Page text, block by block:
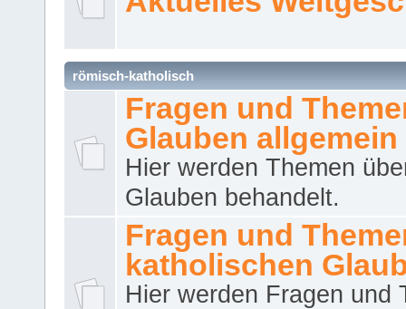
römisch-katholisch
Fragen und
Glauben allgemein
Hier werden Themen
Glauben behandelt.
Fragen und
katholischen
Hier werden Fragen und